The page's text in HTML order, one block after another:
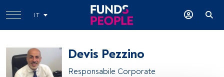
IT
Devis Pezzino
Responsabile Corporate